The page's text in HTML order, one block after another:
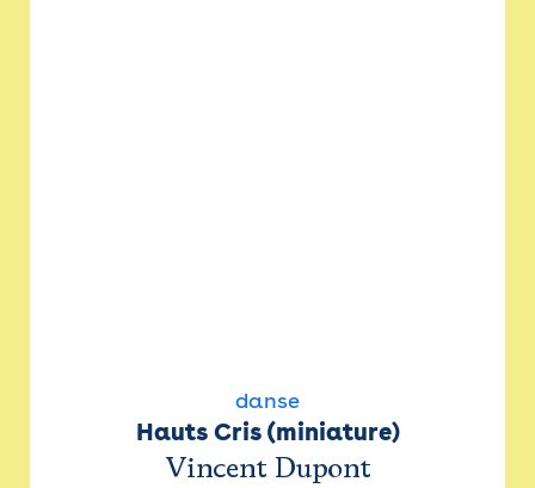
danse
Hauts Cris (miniature)
Vincent Dupont